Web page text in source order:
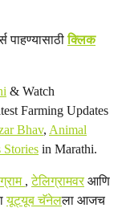
पाहण्यासाठीक्लिक
& Watch
Farming Updates
Bhav, Animal
Stories in Marathi.
,टेलिग्रामवरआणि
यूट्यूब चॅनेलला आजच